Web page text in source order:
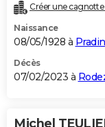
Créer une cagnotte
Naissance
08/05/1928 à
Décès
07/02/2023 à
Michel